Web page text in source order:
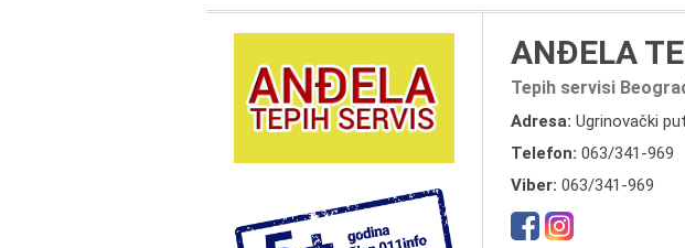
ANĐELA
Tepih servisi
Adresa: Ugrinovački
Telefon: 063/341-969
Viber: 063/341-969